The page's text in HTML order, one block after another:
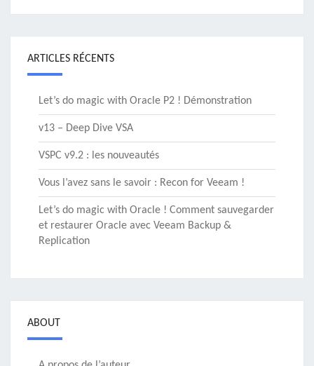
ARTICLES RÉCENTS
Let’s do magic with Oracle P2 ! Démonstration
v13 – Deep Dive VSA
VSPC v9.2 : les nouveautés
Vous l’avez sans le savoir : Recon for Veeam !
Let’s do magic with Oracle ! Comment sauvegarder
et restaurer Oracle avec Veeam Backup &
Replication
ABOUT